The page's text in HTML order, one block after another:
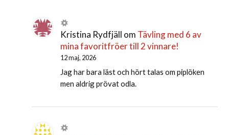
Kristina Rydfjäll om Tävling med 6 av
mina favoritfröer till 2 vinnare!
12 maj, 2026
Jag har bara läst och hört talas om piplöken
men aldrig prövat odla.